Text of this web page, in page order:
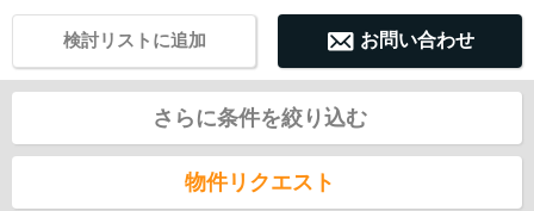
お問い合わせ
検討リストに追加
さらに条件を絞り込む
物件リクエスト